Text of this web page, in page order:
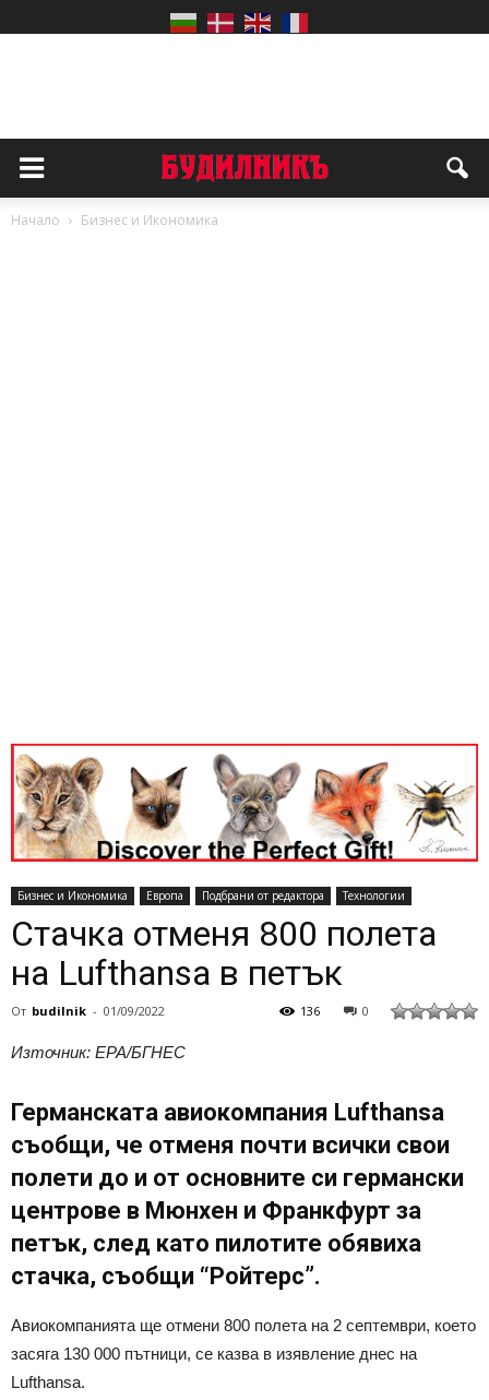
Начало Бизнес и Икономика
Бизнес и Икономика Европа Подбрани от редактора Технологии
Стачка отменя 800 полета
на Lufthansa в петък
От budilnik - 01/09/2022 0
136
Източник: EPA/БГНЕС
Германската авиокомпания Lufthansa
съобщи, че отменя почти всички свои
полети до и от основните си германски
центрове в Мюнхен и Франкфурт за
петък, след като пилотите обявиха
стачка, съобщи “Ройтерс”.
Авиокомпанията ще отмени 800 полета на 2 септември, което
засяга 130 000 пътници, се казва в изявление днес на
Lufthansa.